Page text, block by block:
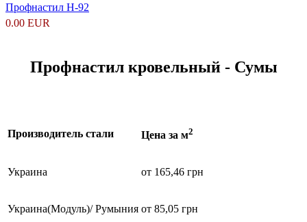
Профнастил Н-92
0.00 EUR
Профнастил кровельный - Сумы
Производитель стали Цена за м2
Украина от 165,46 грн
Украина(Модуль)/ Румыния от 85,05 грн